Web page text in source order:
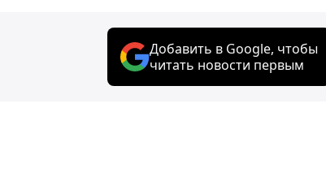
Добавить в Google, чтобы
читать новости первым